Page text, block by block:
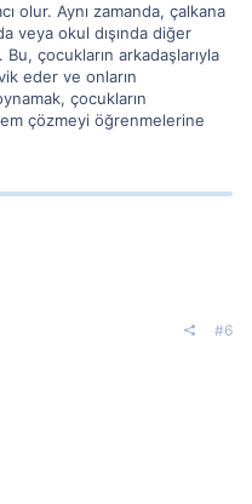
olur. Aynı zamanda, çalkana
veya okul dışında diğer
Bu, çocukların arkadaşlarıyla
eder ve onların
çocukların
çözmeyi öğrenmelerine
#6